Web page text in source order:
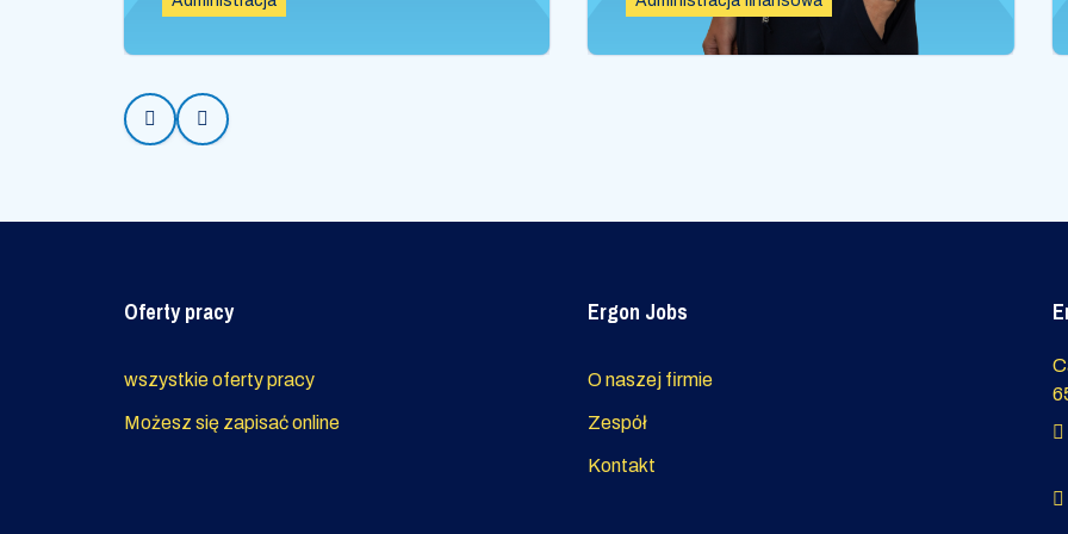
Prev Next
Oferty pracy
wszystkie oferty pracy
Możesz się zapisać online
Ergon Jobs
O naszej firmie
Zespół
Kontakt